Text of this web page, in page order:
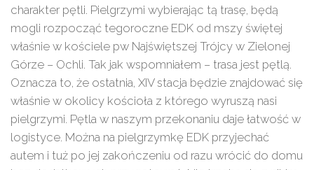
charakter pętli. Pielgrzymi wybierając tą trasę, będą
mogli rozpocząć tegoroczne EDK od mszy świętej
właśnie w kościele pw Najświętszej Trójcy w Zielonej
Górze – Ochli. Tak jak wspomniałem – trasa jest pętlą.
Oznacza to, że ostatnia, XIV stacja będzie znajdować się
właśnie w okolicy kościoła z którego wyruszą nasi
pielgrzymi. Pętla w naszym przekonaniu daje łatwość w
logistyce. Można na pielgrzymkę EDK przyjechać
autem i tuż po jej zakończeniu od razu wrócić do domu